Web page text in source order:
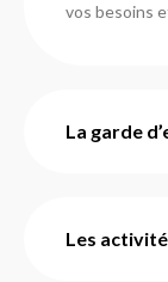
vos besoins
différentes
du mode de